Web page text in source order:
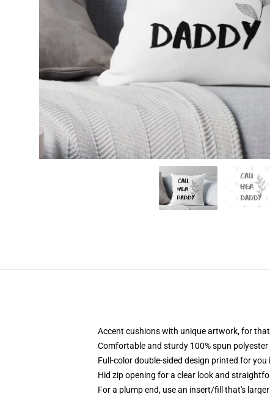
Accent cushions with unique artwork, for
Comfortable and sturdy 100% spun
Full-color double-sided design printed for you
Hid zip opening for a clear look and
For a plump end, use an insert/fill that's